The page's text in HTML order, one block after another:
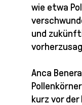
wie etwa
und
Anca
kurz vor